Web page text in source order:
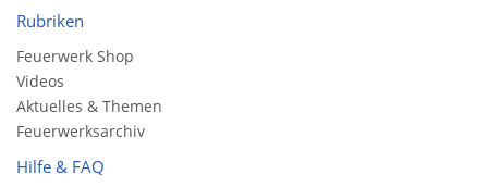
Rubriken
Feuerwerk Shop
Videos
Aktuelles & Themen
Feuerwerksarchiv
Hilfe & FAQ